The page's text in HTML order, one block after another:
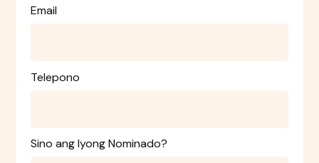
Email
Telepono
Sino ang Iyong Nominado?